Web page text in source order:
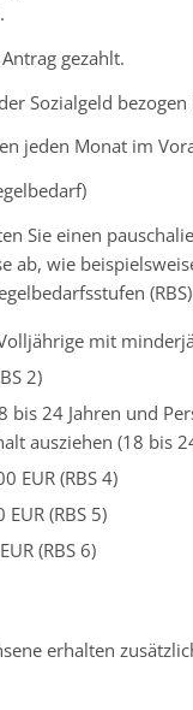
gezahlt.
Sozialgeld
jeden Monat im
Sie einen
ab, wie
mit
2)
24 Jahren und
ausziehen (18 bis
EUR (RBS 4)
(RBS 5)
(RBS 6)
erhalten